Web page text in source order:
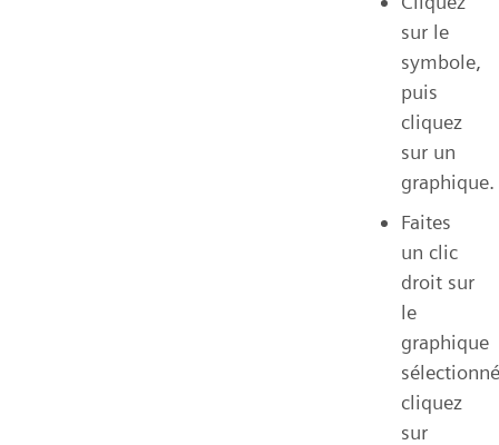
sur le
symbole,
puis
cliquez
sur un
graphique.
Faites
un clic
droit sur
le
graphique
cliquez
sur